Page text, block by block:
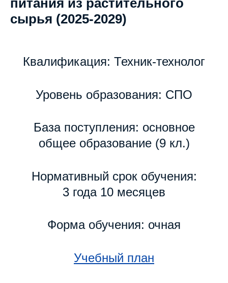
питания из растительного
сырья (2025-2029)
Квалификация: Техник-технолог
Уровень образования: СПО
База поступления: основное
общее образование (9 кл.)
Нормативный срок обучения:
3 года 10 месяцев
Форма обучения: очная
Учебный план